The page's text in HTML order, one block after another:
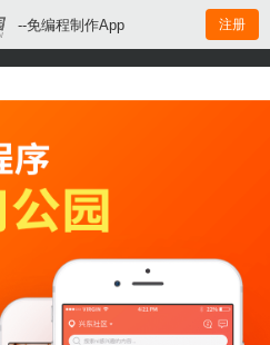
--免编程制作App 注册